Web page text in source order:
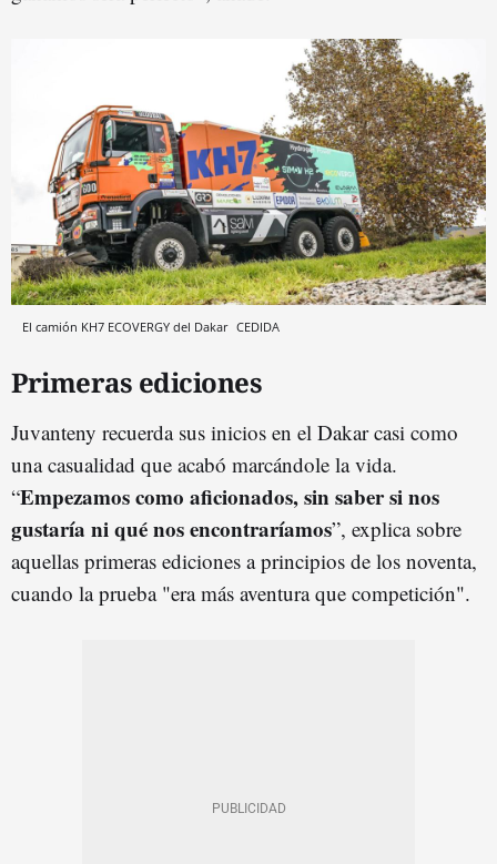
El camión KH7 ECOVERGY del Dakar CEDIDA
Primeras ediciones
Juvanteny recuerda sus inicios en el Dakar casi como
una casualidad que acabó marcándole la vida.
“Empezamos como aficionados, sin saber si nos
gustaría ni qué nos encontraríamos”, explica sobre
aquellas primeras ediciones a principios de los noventa,
cuando la prueba "era más aventura que competición".